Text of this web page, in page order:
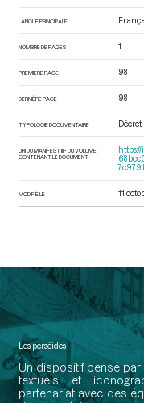
LANGUE PRINCIPALE
NOMBRE DE PAGES 1
PREMIÈRE PAGE 98
DERNIÈRE PAGE 98
TYPOLOGIE DOCUMENTAIRE Décret
URI DU MANIFEST IIIF DU VOLUME
CONTENANT LE DOCUMENT
MODIFIÉ LE 11
Les perséides
Un dispositif pensé
textuels et
partenariat avec des